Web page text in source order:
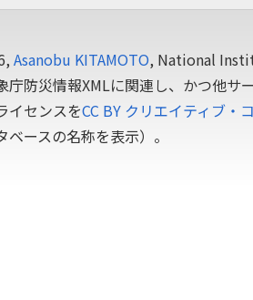
Asanobu KITAMOTO, National
庁防災情報XMLに関連し、かつ他サ
イセンスをCC BY クリエイティブ・
ースの名称を表示）。